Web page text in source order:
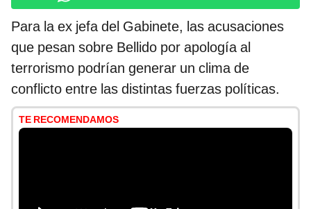
Para la ex jefa del Gabinete, las acusaciones
que pesan sobre Bellido por apología al
terrorismo podrían generar un clima de
conflicto entre las distintas fuerzas políticas.
TE RECOMENDAMOS